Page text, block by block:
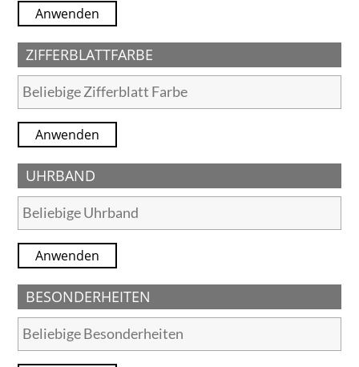
Anwenden
ZIFFERBLATTFARBE
Anwenden
UHRBAND
Anwenden
BESONDERHEITEN